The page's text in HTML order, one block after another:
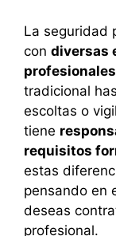
La seguridad
con diversas
profesionales
tradicional
escoltas o
tiene
requisitos
estas
pensando en
deseas
profesional.